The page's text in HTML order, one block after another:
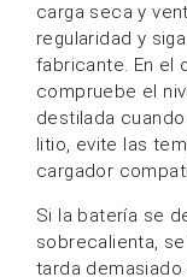
carga seca y
regularidad y
fabricante. En el
compruebe el
destilada
litio, evite las
cargador
Si la batería se
sobrecalienta,
tarda